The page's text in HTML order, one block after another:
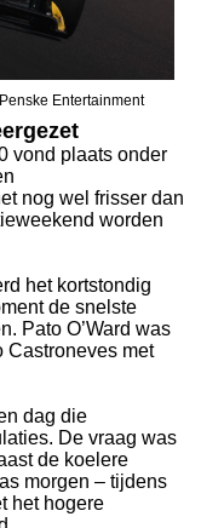
Entertainment
vond plaats onder
nog wel frisser dan
worden
het kortstondig
de snelste
Pato O’Ward was
Castroneves met
dag die
De vraag was
de koelere
morgen – tijdens
het hogere